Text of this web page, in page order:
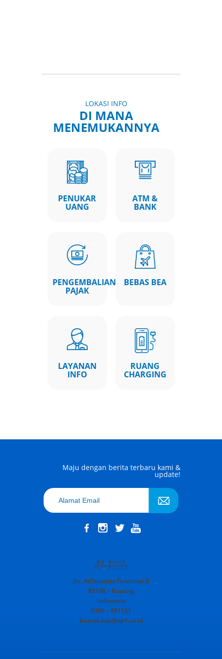
LOKASI INFO
DI MANA
MENEMUKANNYA
PENUKAR
UANG
ATM &
BANK
PENGEMBALIAN
PAJAK
BEBAS BEA
LAYANAN
INFO
RUANG
CHARGING
Maju dengan berita terbaru kami &
update!
Jln. Adisucipto Terminal B
85148 – Kupang
Indonesia
0380 – 881121
humas.koe@ap1.co.id